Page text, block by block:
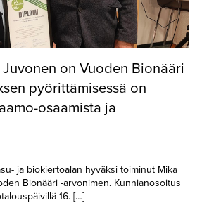
on Vuoden Bionääri
pyörittämisessä on
osaamista ja
ja biokiertoalan hyväksi toiminut Mika
Bionääri -arvonimen. Kunnianosoitus
16. […]